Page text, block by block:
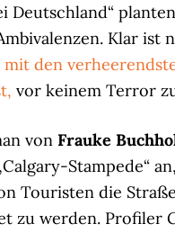
Deutschland“
Klar ist
mit den
vor keinem Terror
von Frauke
Stampede“
Touristen die
zu werden. Profiler